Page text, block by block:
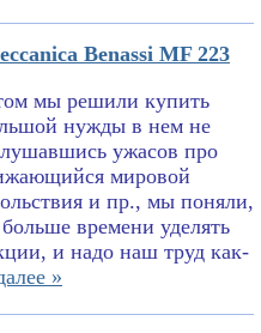
Benassi MF 223
мы решили купить
нужды в нем не
ужасов про
мировой
и пр., мы поняли,
времени уделять
и надо наш труд как-
»